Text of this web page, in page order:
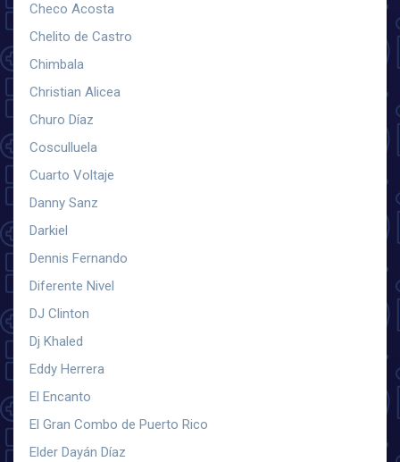
Checo Acosta
Chelito de Castro
Chimbala
Christian Alicea
Churo Díaz
Cosculluela
Cuarto Voltaje
Danny Sanz
Darkiel
Dennis Fernando
Diferente Nivel
DJ Clinton
Dj Khaled
Eddy Herrera
El Encanto
El Gran Combo de Puerto Rico
Elder Dayán Díaz